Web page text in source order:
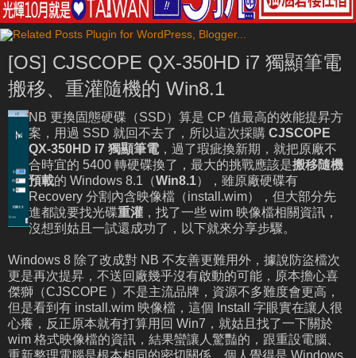
[OS] CJSCOPE QX-350HD i7 獨顯筆電
搬移、重灌隨機的 Win8.1
NB 更換固態硬碟（SSD）算是 CP 值最高的效能提昇方
案，用過 SSD 就回不去了，所以這次採購 CJSCOPE
QX-350HD i7 獨顯筆電 ，過了瑕疵換新期，就把原廠不
合時宜的 5400 轉硬碟換了，最大的挑戰應該是搬移隨機
預載的 Windows 8.1（Win8.1），雖原廠硬碟有
Recovery 分割內含映像檔（install.wim），但大部分先
進都說要找光碟重灌 ，找了一些 wim 映像檔相關資訊，
沒想到姑且一試還成功了，以下就來分享步驟。
Windows 8 除了改成對 NB 不友善更難用外，據說防盜檔次
更是再次提昇，不送回廠幾乎沒有啟動的可能，原本擔心喜
傑獅（CJSCOPE ）不是主流品牌，資源不多難度會更高，
但是看到有 install.wim 映像檔，這個 Install 字眼實在讓人很
心癢，反正原本就有打算用回 Win7，就姑且找了一下關於
wim 格式映像檔的資訊，結果蠻讓人驚豔的，跟重設電腦、
重新整理電腦是根本相同的密切關係，個人覺得是 Windows